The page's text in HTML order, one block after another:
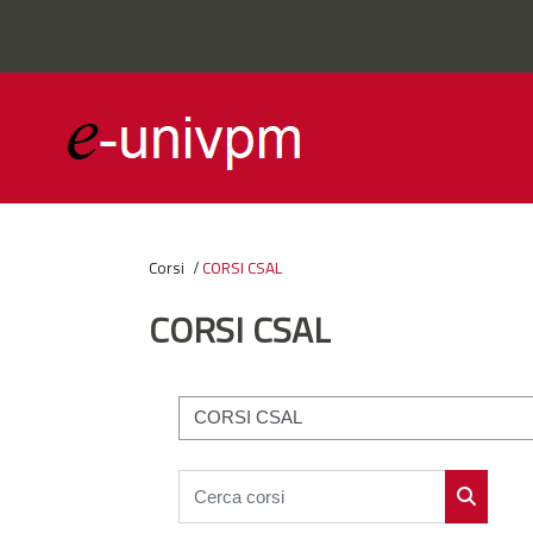
Corsi CORSI CSAL
CORSI CSAL
Categorie di corso